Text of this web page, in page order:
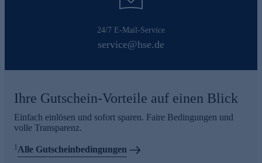
24/7 E-Mail-Service
service@hse.de
Ihre Gutschein-Vorteile auf einen Blick
Einfach einlösen und sofort sparen. Faire Bedingungen und
volle Transparenz.
1Alle Gutscheinbedingungen